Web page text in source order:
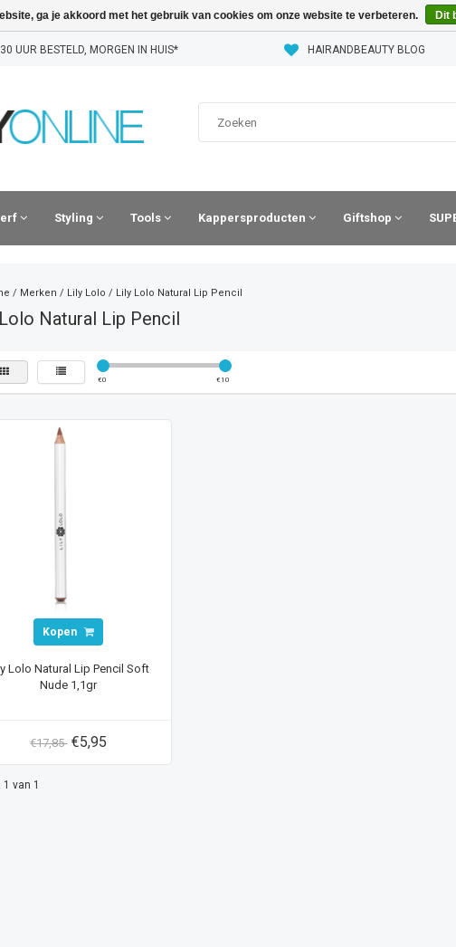
UUR BESTELD, MORGEN IN HUIS* HAIRANDBEAUTY BLOG
Styling Tools Kappersproducten Giftshop
/ Merken / Lily Lolo / Lily Lolo Natural Lip Pencil
Natural Lip Pencil
€0 €10
Kopen
Lolo Natural Lip Pencil Soft
Nude 1,1gr
€17,85 €5,95
1 van 1
ga je akkoord met het gebruik van cookies om onze website te verbeteren. Dit